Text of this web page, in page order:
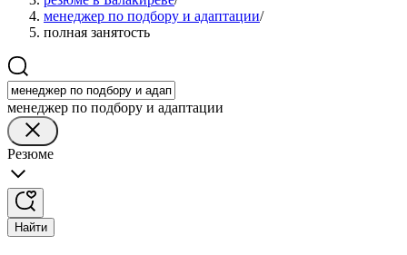
менеджер по подбору и адаптации/
полная занятость
менеджер по подбору и адаптации
Резюме
Найти